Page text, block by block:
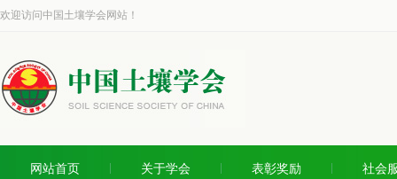
欢迎访问中国土壤学会网站！
网站首页 关于学会 表彰奖励 社会